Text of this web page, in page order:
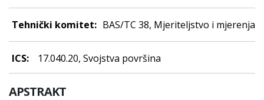
Tehnički komitet: BAS/TC 38, Mjeriteljstvo i mjerenja
ICS: 17.040.20, Svojstva površina
APSTRAKT